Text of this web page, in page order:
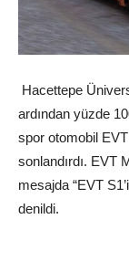
Hacettepe
ardından yüzde
spor otomobil
sonlandırdı. EVT
mesajda “EVT
denildi.